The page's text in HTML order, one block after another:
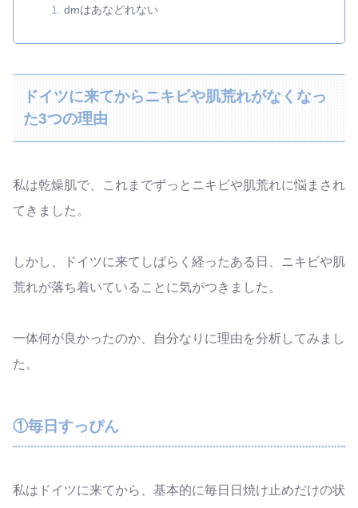
dmはあなどれない
ドイツに来てからニキビや肌荒れがなくなっ
た3つの理由
私は乾燥肌で、これまでずっとニキビや肌荒れに悩まされ
てきました。
しかし、ドイツに来てしばらく経ったある日、ニキビや肌
荒れが落ち着いていることに気がつきました。
一体何が良かったのか、自分なりに理由を分析してみまし
た。
①毎日すっぴん
私はドイツに来てから、基本的に毎日日焼け止めだけの状